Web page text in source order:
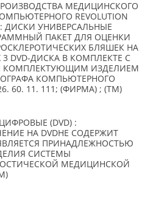
МЕДИЦИНСКОГО
REVOLUTION
ДИСКИ УНИВЕРСАЛЬНЫЕ
ПАКЕТ ДЛЯ ОЦЕНКИ
БЛЯШЕК НА
DVD-ДИСКА В КОМПЛЕКТЕ С
КОМПЛЕКТУЮЩИМ ИЗДЕЛИЕМ
КОМПЬЮТЕРНОГО
60. 11. 111; (ФИРМА) ; (TM)
(DVD) :
НА DVDНЕ СОДЕРЖИТ
ПРИНАДЛЕЖНОСТЬЮ
СИСТЕМЫ
МЕДИЦИНСКОЙ